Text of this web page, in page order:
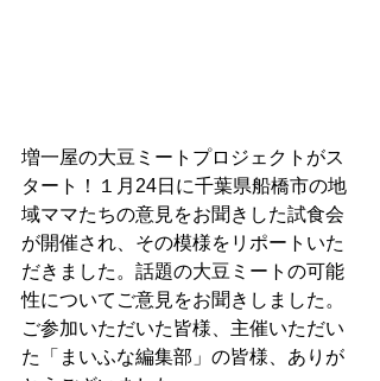
増一屋の大豆ミートプロジェクトがス
タート！１月24日に千葉県船橋市の地
域ママたちの意見をお聞きした試食会
が開催され、その模様をリポートいた
だきました。話題の大豆ミートの可能
性についてご意見をお聞きしました。
ご参加いただいた皆様、主催いただい
た「まいふな編集部」の皆様、ありが